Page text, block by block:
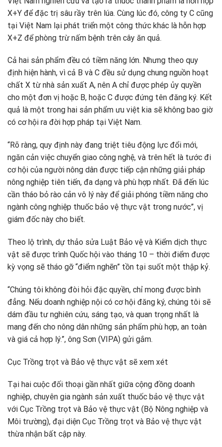
X+Y để đặc trị sâu rầy trên lúa. Cùng lúc đó, công ty C cũng
tại Việt Nam lại phát triển một công thức khác là hỗn hợp
X+Z để phòng trừ nấm bệnh trên cây ăn quả.
Cả hai sản phẩm đều có tiềm năng lớn. Nhưng theo quy
định hiện hành, vì cả B và C đều sử dụng chung nguồn hoạt
chất X từ nhà sản xuất A, nên A chỉ được phép ủy quyền
cho một đơn vị hoặc B, hoặc C được đứng tên đăng ký. Kết
quả là một trong hai sản phẩm ưu việt kia sẽ không bao giờ
có cơ hội ra đời hợp pháp tại Việt Nam.
“Rõ ràng, quy định này đang triệt tiêu động lực đổi mới,
ngăn cản việc chuyển giao công nghệ, và trên hết là tước đi
cơ hội của người nông dân được tiếp cận những giải pháp
nông nghiệp tiên tiến, đa dạng và phù hợp nhất. Đã đến lúc
cần tháo bỏ rào cản vô lý này để giải phóng tiềm năng cho
ngành công nghiệp thuốc bảo vệ thực vật trong nước”, vị
giám đốc này cho biết.
Theo lộ trình, dự thảo sửa Luật Bảo vệ và Kiểm dịch thực
vật sẽ được trình Quốc hội vào tháng 10 – thời điểm được
kỳ vọng sẽ tháo gỡ “điểm nghẽn” tồn tại suốt một thập kỷ.
“Chúng tôi không đòi hỏi đặc quyền, chỉ mong được bình
đẳng. Nếu doanh nghiệp nội có cơ hội đăng ký, chúng tôi sẽ
dám đầu tư nghiên cứu, sáng tạo, và quan trọng nhất là
mang đến cho nông dân những sản phẩm phù hợp, an toàn
và giá cả hợp lý.”, ông Sơn (VIPA) gửi gắm.
Cục Trồng trọt và Bảo vệ thực vật sẽ xem xét
Tại hai cuộc đối thoại gần nhất giữa cộng đồng doanh
nghiệp, chuyên gia ngành sản xuất thuốc bảo vệ thực vật
với Cục Trồng trọt và Bảo vệ thực vật (Bộ Nông nghiệp và
Môi trường), đại diện Cục Trồng trọt và Bảo vệ thực vật
thừa nhận bất cập này.